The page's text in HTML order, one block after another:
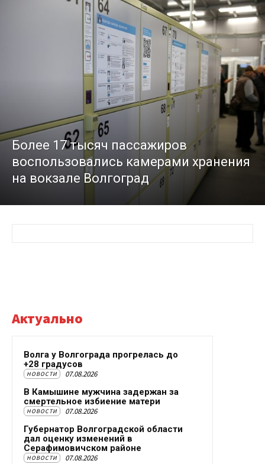
Более 17 тысяч пассажиров
воспользовались камерами хранения
на вокзале Волгоград
Актуально
Волга у Волгограда прогрелась до
+28 градусов
НОВОСТИ 07.08.2026
В Камышине мужчина задержан за
смертельное избиение матери
НОВОСТИ 07.08.2026
Губернатор Волгоградской области
дал оценку изменений в
Серафимовичском районе
НОВОСТИ 07.08.2026